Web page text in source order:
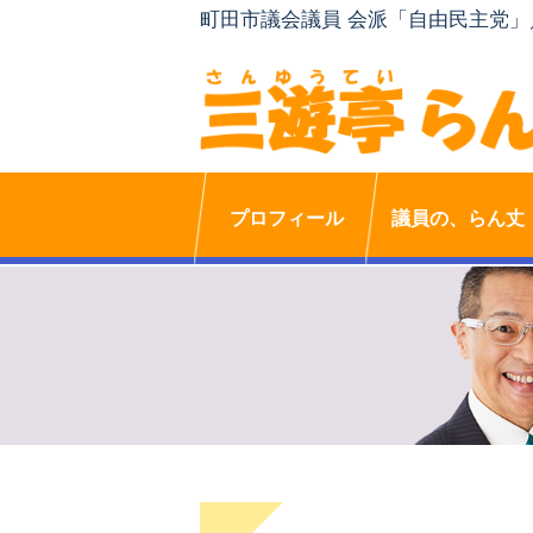
町田市議会議員 会派「自由民主党
プロフィール 議員の、らん丈